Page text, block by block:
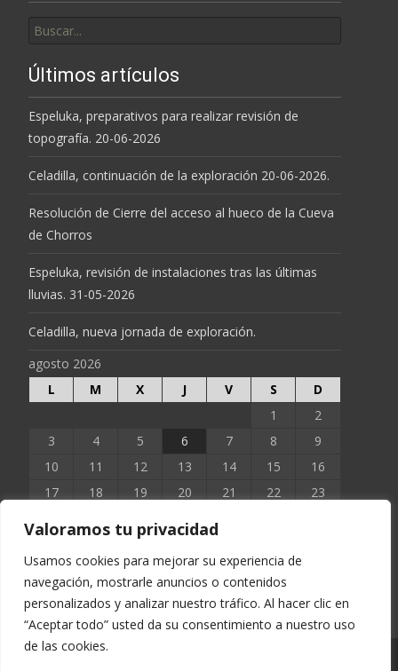
Valoramos tu privacidad
Usamos cookies para mejorar su experiencia de
navegación, mostrarle anuncios o contenidos
personalizados y analizar nuestro tráfico. Al hacer clic en
“Aceptar todo” usted da su consentimiento a nuestro uso
de las cookies.
por:
Últimos artículos
Espeluka, preparativos para realizar revisión de
topografía. 20-06-2026
Celadilla, continuación de la exploración 20-06-2026.
Resolución de Cierre del acceso al hueco de la Cueva
de Chorros
Espeluka, revisión de instalaciones tras las últimas
lluvias. 31-05-2026
Celadilla, nueva jornada de exploración.
agosto 2026
L
M X J V S
D
1
2
3
4 5 6 7 8
9
10
11 12 13 14 15
16
17
18 19 20 21 22
23
« Jun